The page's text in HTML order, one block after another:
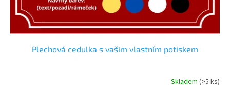
Plechová cedulka s vaším vlastním potiskem
Skladem (>5 ks)